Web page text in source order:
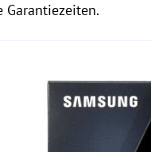
Garantiezeiten.